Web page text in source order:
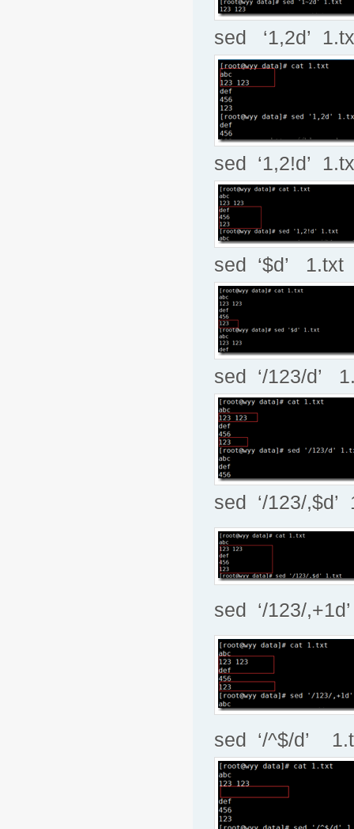
sed ‘1,2d’
sed ‘1,2!d’
sed ‘$d’
sed ‘/123/d’
sed ‘/123/
sed ‘/123/
sed ‘/^$/d’